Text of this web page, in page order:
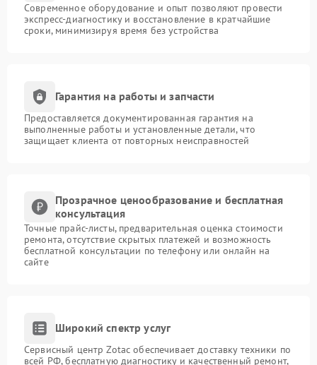
Современное оборудование и опыт позволяют провести
экспресс-диагностику и восстановление в кратчайшие
сроки, минимизируя время без устройства
Гарантия на работы и запчасти
Предоставляется документированная гарантия на
выполненные работы и установленные детали, что
защищает клиента от повторных неисправностей
Прозрачное ценообразование и бесплатная
консультация
Точные прайс-листы, предварительная оценка стоимости
ремонта, отсутствие скрытых платежей и возможность
бесплатной консультации по телефону или онлайн на
сайте
Широкий спектр услуг
Сервисный центр Zotac обеспечивает доставку техники по
всей РФ, бесплатную диагностику и качественный ремонт,